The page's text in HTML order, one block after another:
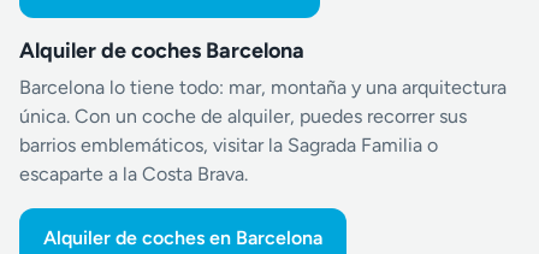
Alquiler de coches Barcelona
Barcelona lo tiene todo: mar, montaña y una arquitectura
única. Con un coche de alquiler, puedes recorrer sus
barrios emblemáticos, visitar la Sagrada Familia o
escaparte a la Costa Brava.
Alquiler de coches en Barcelona